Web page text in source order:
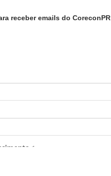
receber emails do CoreconPR